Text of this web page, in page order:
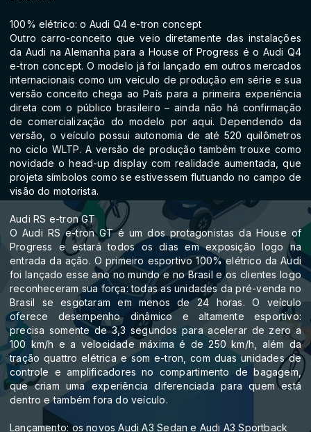
100% elétrico: o Audi Q4 e-tron concept
Outro carro-conceito que veio diretamente das instalações
da Audi na Alemanha para a House of Progress é o Audi Q4
e-tron concept. O modelo já foi lançado em outros mercados
internacionais como um veículo de produção em série e sua
versão conceito chega ao País para a primeira experiência
direta com o público brasileiro – ainda não há confirmação
de comercialização do modelo por aqui. Dependendo da
versão, o veículo possui autonomia de até 520 quilômetros
no ciclo WLTP. A versão de produção também trouxe como
novidade o head-up display com realidade aumentada, que
projeta símbolos como se estivessem flutuando no campo de
visão do motorista.
Audi RS e-tron GT
O Audi RS e-tron GT é um dos protagonistas da House of
Progress e estará todos os dias em exposição logo na
entrada da ação. O primeiro esportivo 100% elétrico da Audi
foi lançado esse ano no mundo e no Brasil e os clientes logo
reconheceram sua força: todas as unidades da pré-venda no
Brasil se esgotaram em menos de 24 horas. O veículo
oferece desempenho dinâmico e altamente esportivo:
precisa somente de 3,3 segundos para acelerar de zero a
100 km/h e a velocidade máxima é de 250 km/h, além da
tração quattro elétrica e som e-tron, com duas unidades de
controle e amplificadores no compartimento de bagagem,
que criam uma experiência diferenciada para quem está
dentro e também fora do veículo.
Lançamento: os novos Audi A3 Sedan e Audi A3 Sportback